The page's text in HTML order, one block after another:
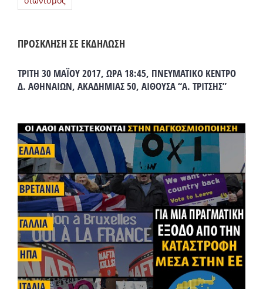
ΠΡΟΣΚΛΗΣΗ ΣΕ ΕΚΔΗΛΩΣΗ
ΤΡΙΤΗ 30 ΜΑΪΟΥ 2017, ΩΡΑ 18:45, ΠΝΕΥΜΑΤΙΚΟ ΚΕΝΤΡΟ
Δ. ΑΘΗΝΑΙΩΝ, ΑΚΑΔΗΜΙΑΣ 50, ΑΙΘΟΥΣΑ “Α. ΤΡΙΤΣΗΣ”